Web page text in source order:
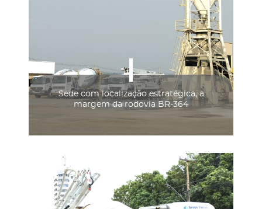
Sede com localização estratégica, a
margem da rodovia BR-364